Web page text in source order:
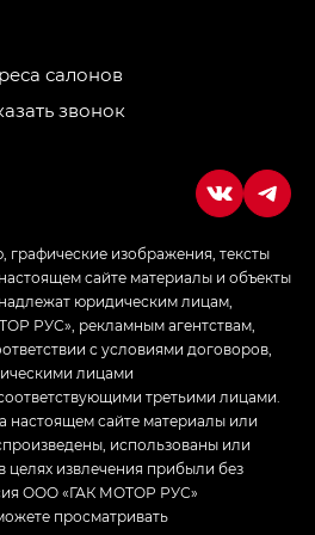
в комплектации
салонов
звонок
изображения, тексты
сайте материалы и объекты
юридическим лицам,
РУС», рекламным агентствам,
с условиями договоров,
лицами
третьими лицами.
настоящем сайте материалы или
использованы или
целях извлечения прибыли без
ООО «ГАК МОТОР РУС»
просматривать